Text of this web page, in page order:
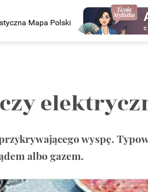
Mapa Polski
wyspę.
albo gazem.